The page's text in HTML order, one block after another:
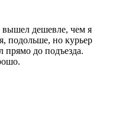
вышел дешевле, чем я
подольше, но курьер
прямо до подъезда.